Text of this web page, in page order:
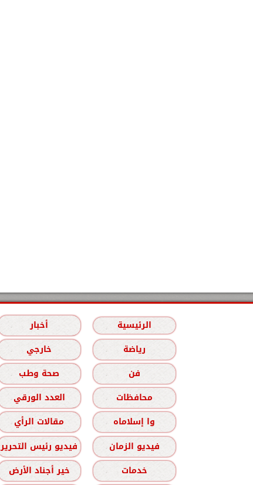
الرئيسية أخبار
رياضة
خارجي
فن
صحة وطب
محافظات
العدد الورقي
وا إسلاماه
مقالات الرأي
فيديو الزمان
فيديو رئيس التحرير
خدمات
خير أجناد الأرض